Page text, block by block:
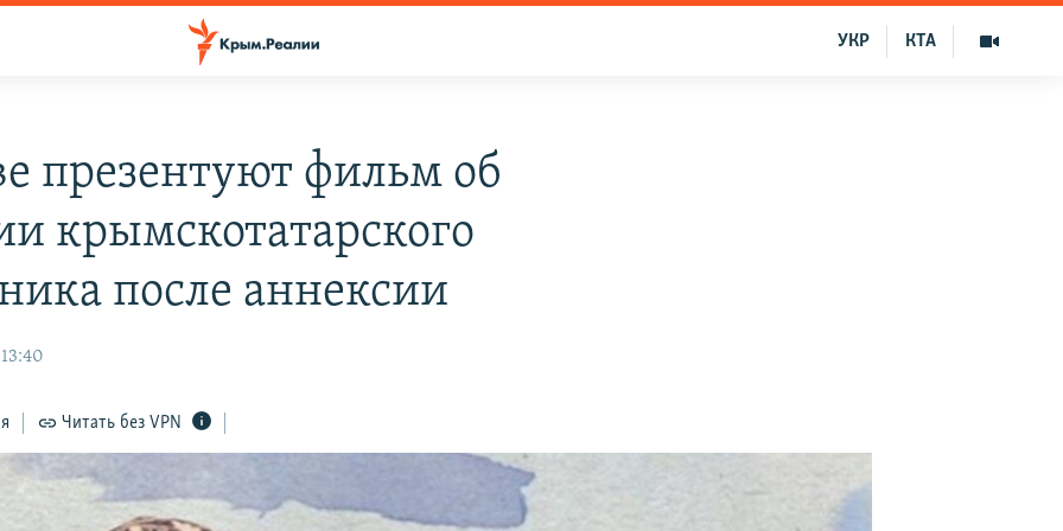
КТА
УКР
презентуют фильм об
крымскотатарского
после аннексии
Читать без VPN